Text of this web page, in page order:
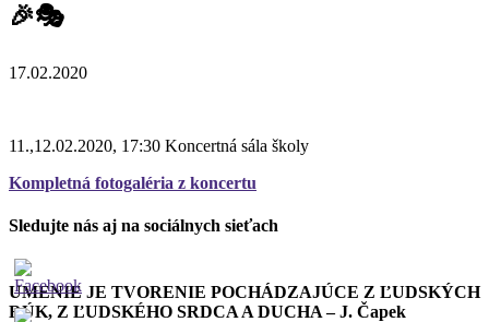
🎉🎭
17.02.2020
11.,12.02.2020, 17:30 Koncertná sála školy
Kompletná fotogaléria z koncertu
Sledujte nás aj na sociálnych sieťach
UMENIE JE TVORENIE POCHÁDZAJÚCE Z ĽUDSKÝCH
RÚK, Z ĽUDSKÉHO SRDCA A DUCHA – J. Čapek